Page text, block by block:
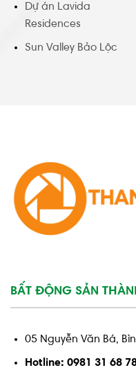
Dự án Lavida
Residences
Sun Valley Bảo Lộc
BẤT ĐỘNG SẢN
05 Nguyễn Văn Bá,
Hotline: 0981 31 68